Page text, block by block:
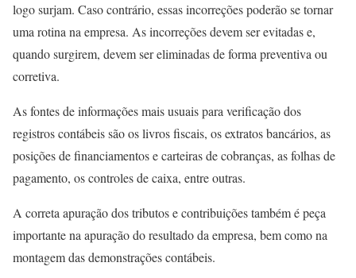
logo surjam. Caso contrário, essas incorreções poderão se tornar
uma rotina na empresa. As incorreções devem ser evitadas e,
quando surgirem, devem ser eliminadas de forma preventiva ou
corretiva.
As fontes de informações mais usuais para verificação dos
registros contábeis são os livros fiscais, os extratos bancários, as
posições de financiamentos e carteiras de cobranças, as folhas de
pagamento, os controles de caixa, entre outras.
A correta apuração dos tributos e contribuições também é peça
importante na apuração do resultado da empresa, bem como na
montagem das demonstrações contábeis.